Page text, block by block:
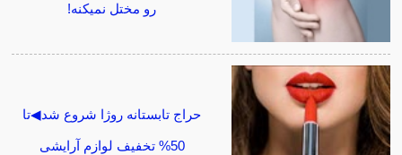
رو مختل نمیکنه!
حراج تابستانه روژا شروع شد◀تا
50% تخفیف لوازم آرایشی